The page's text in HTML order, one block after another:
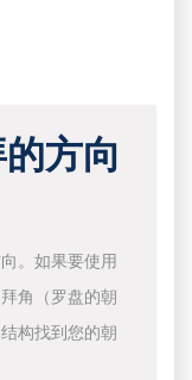
方向
。如果要使用
角（罗盘的朝
构找到您的朝